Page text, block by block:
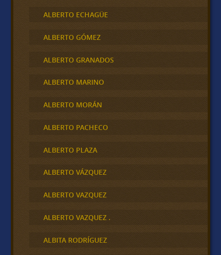
ALBERTO ECHAGÜE
ALBERTO GÓMEZ
ALBERTO GRANADOS
ALBERTO MARINO
ALBERTO MORÁN
ALBERTO PACHECO
ALBERTO PLAZA
ALBERTO VÁZQUEZ
ALBERTO VAZQUEZ
ALBERTO VAZQUEZ .
ALBITA RODRÍGUEZ